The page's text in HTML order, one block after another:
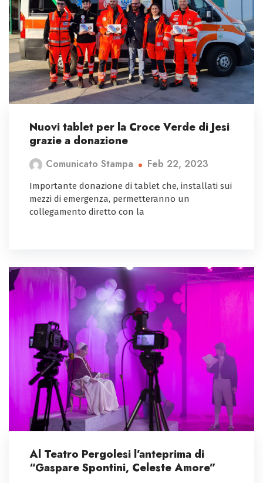
Nuovi tablet per la Croce Verde di Jesi
grazie a donazione
Comunicato Stampa Feb 22, 2023
Importante donazione di tablet che, installati sui
mezzi di emergenza, permetteranno un
collegamento diretto con la
Al Teatro Pergolesi l’anteprima di
“Gaspare Spontini, Celeste Amore”